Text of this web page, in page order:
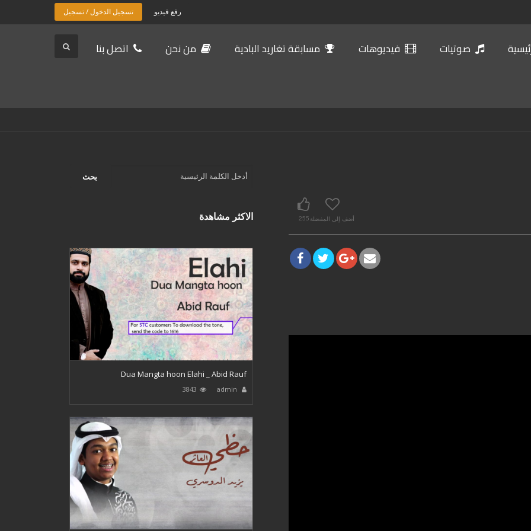
رفع فيديو تسجيل الدخول / تسجيل
صوتيات فيديوهات مسابقة تغاريد البادية من نحن اتصل بنا
أضف إلى المفضلة 255 الاكثر مشاهدة
Dua Mangta hoon Elahi _ Abid Rauf
admin
3843